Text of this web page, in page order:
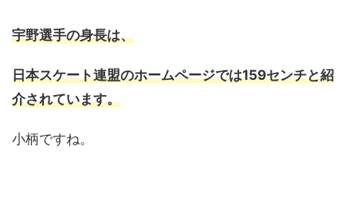
宇野選手の身長は、
日本スケート連盟のホームページでは159センチと紹
介されています。
小柄ですね。